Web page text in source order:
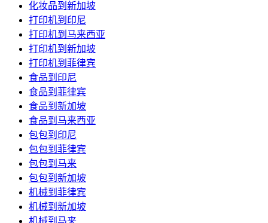
化妆品到新加坡
打印机到印尼
打印机到马来西亚
打印机到新加坡
打印机到菲律宾
食品到印尼
食品到菲律宾
食品到新加坡
食品到马来西亚
包包到印尼
包包到菲律宾
包包到马来
包包到新加坡
机械到菲律宾
机械到新加坡